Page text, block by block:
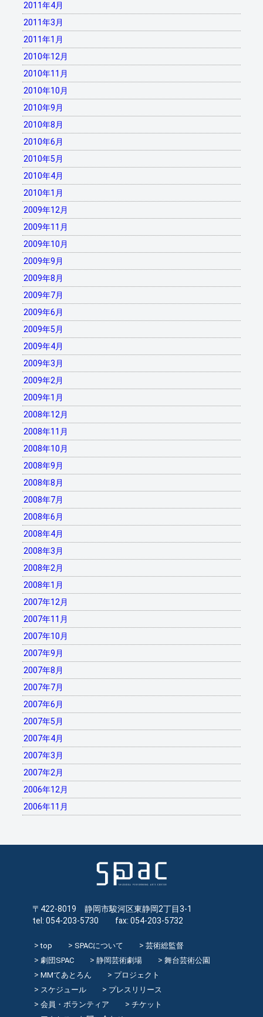
2011年4月
2011年3月
2011年1月
2010年12月
2010年11月
2010年10月
2010年9月
2010年8月
2010年6月
2010年5月
2010年4月
2010年1月
2009年12月
2009年11月
2009年10月
2009年9月
2009年8月
2009年7月
2009年6月
2009年5月
2009年4月
2009年3月
2009年2月
2009年1月
2008年12月
2008年11月
2008年10月
2008年9月
2008年8月
2008年7月
2008年6月
2008年4月
2008年3月
2008年2月
2008年1月
2007年12月
2007年11月
2007年10月
2007年9月
2007年8月
2007年7月
2007年6月
2007年5月
2007年4月
2007年3月
2007年2月
2006年12月
2006年11月
〒422-8019 静岡市駿河区東静岡2丁目3-1
tel: 054-203-5730 fax: 054-203-5732
top SPACについて
芸術総監督
劇団SPAC
静岡芸術劇場
舞台芸術公園
MMてあとろん
プロジェクト
スケジュール
プレスリリース
会員・ボランティア
チケット